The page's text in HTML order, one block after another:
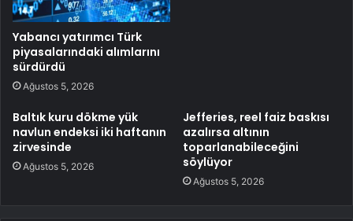
Yabancı yatırımcı Türk
piyasalarındaki alımlarını
sürdürdü
Ağustos 5, 2026
Baltık kuru dökme yük
navlun endeksi iki haftanın
zirvesinde
Ağustos 5, 2026
Jefferies, reel faiz baskısı
azalırsa altının
toparlanabileceğini
söylüyor
Ağustos 5, 2026